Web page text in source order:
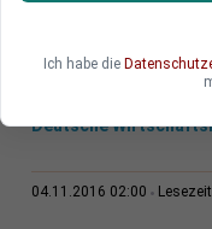
Deutsche
04.11.2016 02:00
Ich habe die